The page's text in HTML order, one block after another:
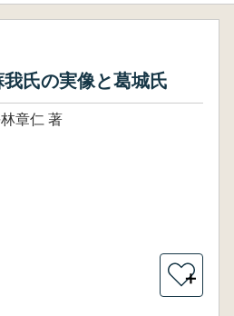
我氏の実像と葛城氏
章仁 著
＋